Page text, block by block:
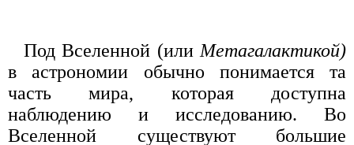
Под Вселенной (или Метагалактикой)
в астрономии обычно понимается та
часть мира, которая доступна
наблюдению и исследованию. Во
Вселенной существуют большие